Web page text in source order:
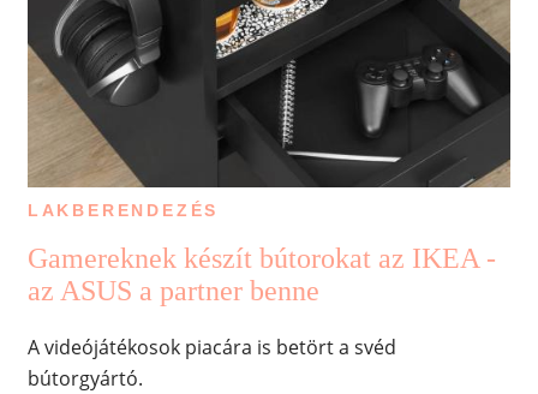
LAKBERENDEZÉS
Gamereknek készít bútorokat az IKEA -
az ASUS a partner benne
A videójátékosok piacára is betört a svéd
bútorgyártó.